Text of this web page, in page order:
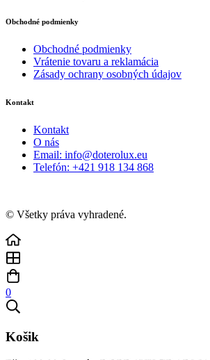
Obchodné podmienky
Obchodné podmienky
Vrátenie tovaru a reklamácia
Zásady ochrany osobných údajov
Kontakt
Kontakt
O nás
Email: info@doterolux.eu
Telefón: +421 918 134 868
© Všetky práva vyhradené.
0
Košik